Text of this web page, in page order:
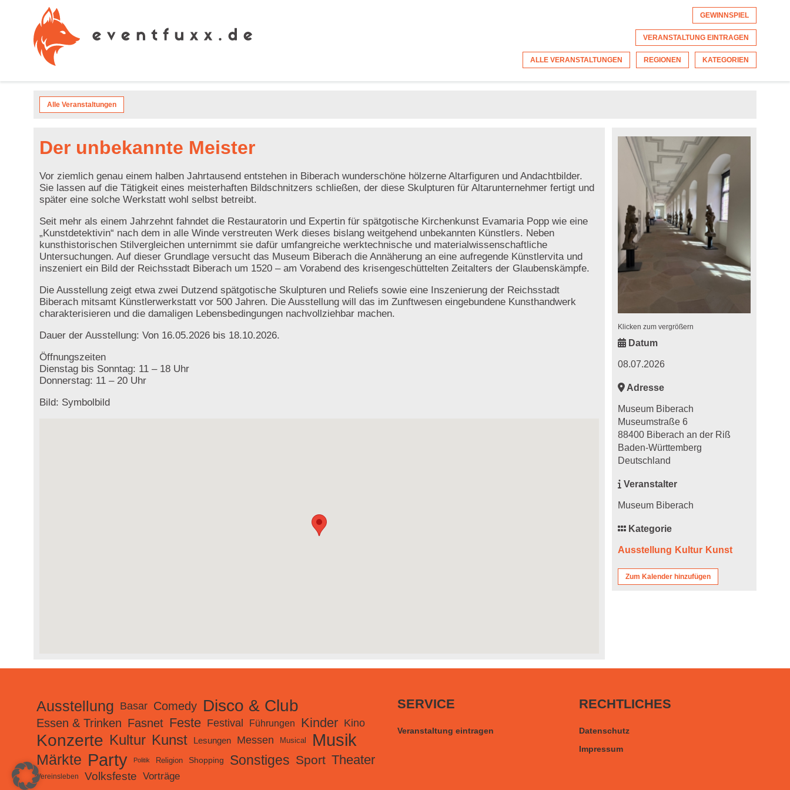
GEWINNSPIEL
VERANSTALTUNG EINTRAGEN
ALLE VERANSTALTUNGEN REGIONEN KATEGORIEN
Alle Veranstaltungen
Der unbekannte Meister
Vor ziemlich genau einem halben Jahrtausend entstehen in Biberach wunderschöne hölzerne Altarfiguren und Andachtbilder.
Sie lassen auf die Tätigkeit eines meisterhaften Bildschnitzers schließen, der diese Skulpturen für Altarunternehmer fertigt und
später eine solche Werkstatt wohl selbst betreibt.
Seit mehr als einem Jahrzehnt fahndet die Restauratorin und Expertin für spätgotische Kirchenkunst Evamaria Popp wie eine
„Kunstdetektivin“ nach dem in alle Winde verstreuten Werk dieses bislang weitgehend unbekannten Künstlers. Neben
kunsthistorischen Stilvergleichen unternimmt sie dafür umfangreiche werktechnische und materialwissenschaftliche
Untersuchungen. Auf dieser Grundlage versucht das Museum Biberach die Annäherung an eine aufregende Künstlervita und
inszeniert ein Bild der Reichsstadt Biberach um 1520 – am Vorabend des krisengeschüttelten Zeitalters der Glaubenskämpfe.
Die Ausstellung zeigt etwa zwei Dutzend spätgotische Skulpturen und Reliefs sowie eine Inszenierung der Reichsstadt
Biberach mitsamt Künstlerwerkstatt vor 500 Jahren. Die Ausstellung will das im Zunftwesen eingebundene Kunsthandwerk
charakterisieren und die damaligen Lebensbedingungen nachvollziehbar machen.
Dauer der Ausstellung: Von 16.05.2026 bis 18.10.2026.
Öffnungszeiten
Dienstag bis Sonntag: 11 – 18 Uhr
Donnerstag: 11 – 20 Uhr
Bild: Symbolbild
Klicken zum vergrößern
Datum
08.07.2026
Adresse
Museum Biberach
Museumstraße 6
88400 Biberach an der Riß
Baden-Württemberg
Deutschland
Veranstalter
Museum Biberach
Kategorie
Ausstellung Kultur Kunst
Zum Kalender hinzufügen
Ausstellung Basar Comedy Disco & Club
Essen & Trinken Fasnet Feste Festival Führungen Kinder Kino
Konzerte Kultur Kunst Lesungen Messen Musical Musik
Märkte Party Politik Religion Shopping Sonstiges Sport Theater
Vereinsleben Volksfeste Vorträge
SERVICE
Veranstaltung eintragen
RECHTLICHES
Datenschutz
Impressum